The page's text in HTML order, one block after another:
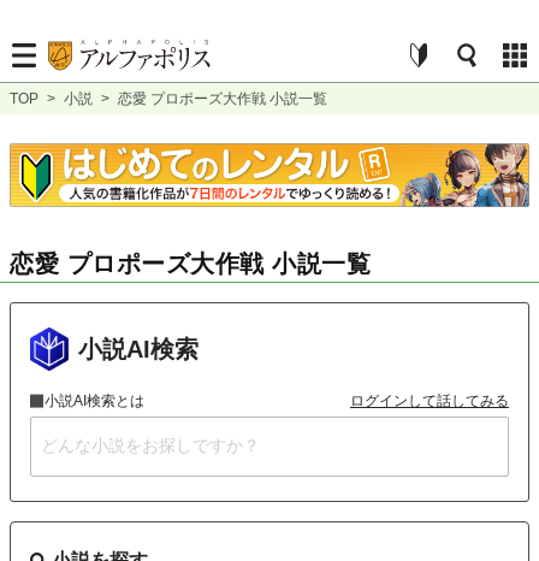
TOP > 小説 > 恋愛 プロポーズ大作戦 小説一覧
恋愛 プロポーズ大作戦 小説一覧
小説AI検索
小説AI検索とは ログインして話してみる